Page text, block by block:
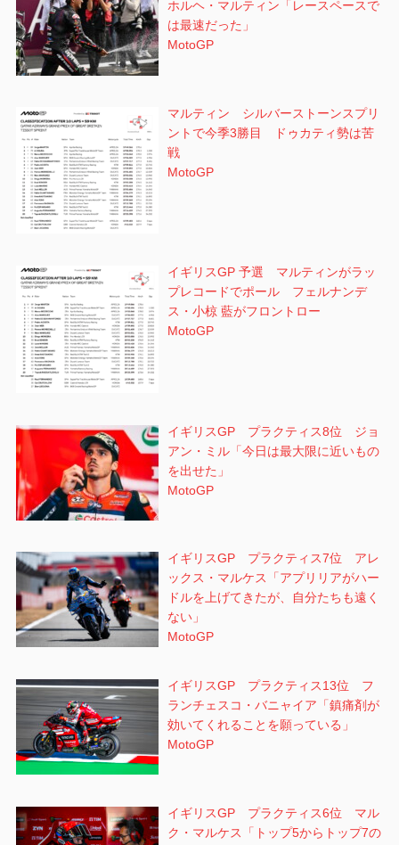
ホルヘ・マルティン「レースペースで
は最速だった」
MotoGP
マルティン シルバーストーンスプリ
ントで今季3勝目 ドゥカティ勢は苦
戦
MotoGP
イギリスGP 予選 マルティンがラッ
プレコードでポール フェルナンデ
ス・小椋 藍がフロントロー
MotoGP
イギリスGP プラクティス8位 ジョ
アン・ミル「今日は最大限に近いもの
を出せた」
MotoGP
イギリスGP プラクティス7位 アレ
ックス・マルケス「アプリリアがハー
ドルを上げてきたが、自分たちも遠く
ない」
MotoGP
イギリスGP プラクティス13位 フ
ランチェスコ・バニャイア「鎮痛剤が
効いてくれることを願っている」
MotoGP
イギリスGP プラクティス6位 マル
ク・マルケス「トップ5からトップ7の